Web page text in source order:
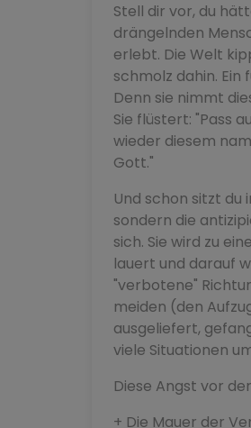
Stell dir vor, du
drängelnden
erlebt. Die Welt
schmolz dahin.
Denn sie nimmt
Sie flüstert: "Pass
wieder diesem
Gott."
Und schon sitzt du
sondern die
sich. Sie wird zu
lauert und darauf
"verbotene"
meiden (den
ausgeliefert,
viele Situationen
Diese Angst vor
+ Die Mauer der